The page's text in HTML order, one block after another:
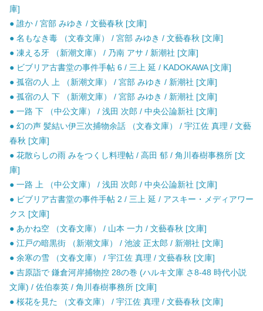
庫]
● 誰か / 宮部 みゆき / 文藝春秋 [文庫]
● 名もなき毒 （文春文庫） / 宮部 みゆき / 文藝春秋 [文庫]
● 凍える牙 （新潮文庫） / 乃南 アサ / 新潮社 [文庫]
● ビブリア古書堂の事件手帖 6 / 三上 延 / KADOKAWA [文庫]
● 孤宿の人 上 （新潮文庫） / 宮部 みゆき / 新潮社 [文庫]
● 孤宿の人 下 （新潮文庫） / 宮部 みゆき / 新潮社 [文庫]
● 一路 下 （中公文庫） / 浅田 次郎 / 中央公論新社 [文庫]
● 幻の声 髪結い伊三次捕物余話 （文春文庫） / 宇江佐 真理 / 文藝
春秋 [文庫]
● 花散らしの雨 みをつくし料理帖 / 高田 郁 / 角川春樹事務所 [文
庫]
● 一路 上 （中公文庫） / 浅田 次郎 / 中央公論新社 [文庫]
● ビブリア古書堂の事件手帖 2 / 三上 延 / アスキー・メディアワー
クス [文庫]
● あかね空 （文春文庫） / 山本 一力 / 文藝春秋 [文庫]
● 江戸の暗黒街 （新潮文庫） / 池波 正太郎 / 新潮社 [文庫]
● 余寒の雪 （文春文庫） / 宇江佐 真理 / 文藝春秋 [文庫]
● 吉原詣で 鎌倉河岸捕物控 28の巻 (ハルキ文庫 さ8-48 時代小説
文庫) / 佐伯泰英 / 角川春樹事務所 [文庫]
● 桜花を見た （文春文庫） / 宇江佐 真理 / 文藝春秋 [文庫]